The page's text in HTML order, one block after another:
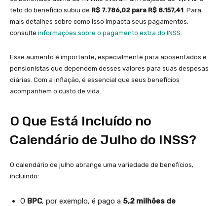
teto do benefício subiu de R$ 7.786,02 para R$ 8.157,41. Para
mais detalhes sobre como isso impacta seus pagamentos,
consulte informações sobre o pagamento extra do INSS.
Esse aumento é importante, especialmente para aposentados e
pensionistas que dependem desses valores para suas despesas
diárias. Com a inflação, é essencial que seus benefícios
acompanhem o custo de vida.
O Que Está Incluído no
Calendário de Julho do INSS?
O calendário de julho abrange uma variedade de benefícios,
incluindo:
O BPC, por exemplo, é pago a 5,2 milhões de